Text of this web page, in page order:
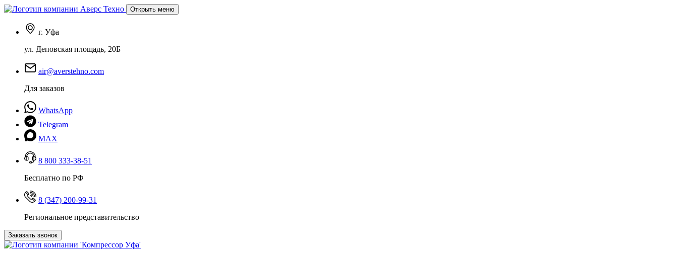
Открыть меню
г. Уфа
ул. Деповская площадь, 20Б
air@averstehno.com
Для заказов
WhatsApp
Telegram
MAX
8 800 333-38-51
Бесплатно по РФ
8 (347) 200-99-31
Региональное представительство
Заказать звонок